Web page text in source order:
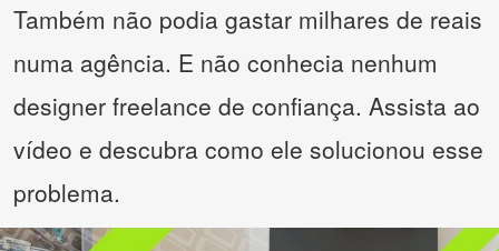
Também não podia gastar milhares de reais
numa agência. E não conhecia nenhum
designer freelance de confiança. Assista ao
vídeo e descubra como ele solucionou esse
problema.